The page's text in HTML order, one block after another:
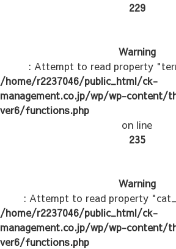
229
Warning
: Attempt to read property
/home/r2237046/public_html/ck-
management.co.jp/wp/wp-content/
ver6/functions.php
on line
235
Warning
: Attempt to read property
/home/r2237046/public_html/ck-
management.co.jp/wp/wp-content/
ver6/functions.php